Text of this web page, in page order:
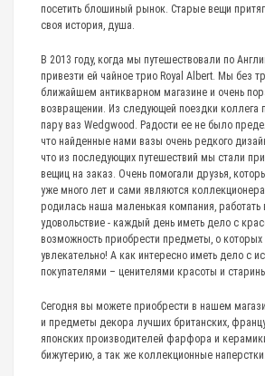
посетить блошиный рынок. Старые вещи
своя история, душа.
В 2013 году, когда мы путешествовали по
привезти ей чайное трио Royal Albert. Мы без
ближайшем антикварном магазине и очень
возвращении. Из следующей поездки коллега
пару ваз Wedgwood. Радости ее не было
что найденные нами вазы очень редкого
что из последующих путешествий мы стали
вещиц на заказ. Очень помогали друзья,
уже много лет и сами являются
родилась наша маленькая компания, работать
удовольствие - каждый день иметь дело с
возможность приобрести предметы, о которых
увлекательно! А как интересно иметь дело с
покупателями – ценителями красоты и
Сегодня вы можете приобрести в нашем
и предметы декора лучших британских,
японских производителей фарфора и
бижутерию, а так же коллекционные наперстки.